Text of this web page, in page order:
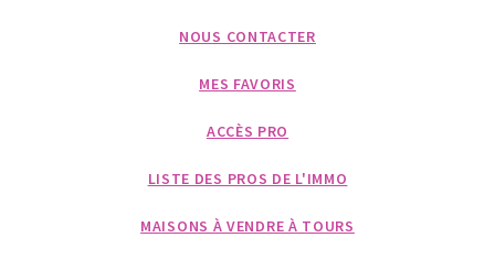
NOUS CONTACTER
MES FAVORIS
ACCÈS PRO
LISTE DES PROS DE L'IMMO
MAISONS À VENDRE À TOURS